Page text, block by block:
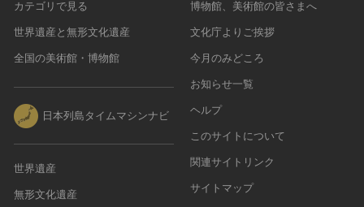
カテゴリで見る
世界遺産と無形文化遺産
全国の美術館・博物館
日本列島タイムマシンナビ
世界遺産
無形文化遺産
博物館、美術館の皆さまへ
文化庁よりご挨拶
今月のみどころ
お知らせ一覧
ヘルプ
このサイトについて
関連サイトリンク
サイトマップ